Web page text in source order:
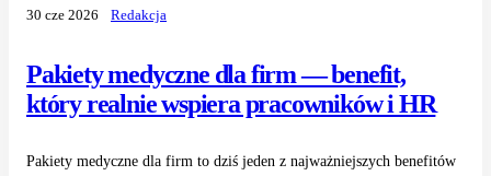
Pakiety medyczne dla firm — benefit,
który realnie wspiera pracowników i HR
30 cze 2026 Redakcja
Pakiety medyczne dla firm to dziś jeden z najważniejszych benefitów